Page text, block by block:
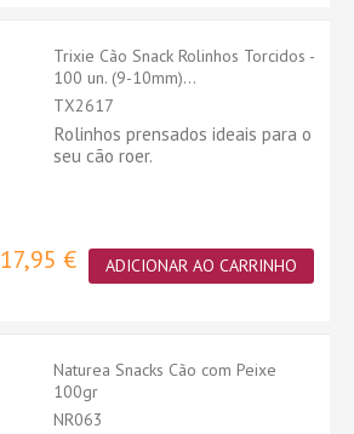
Trixie Cão Snack Rolinhos Torcidos -
100 un. (9-10mm)...
TX2617
Rolinhos prensados ideais para o
seu cão roer.
17,95 € ADICIONAR AO CARRINHO
Naturea Snacks Cão com Peixe
100gr
NR063